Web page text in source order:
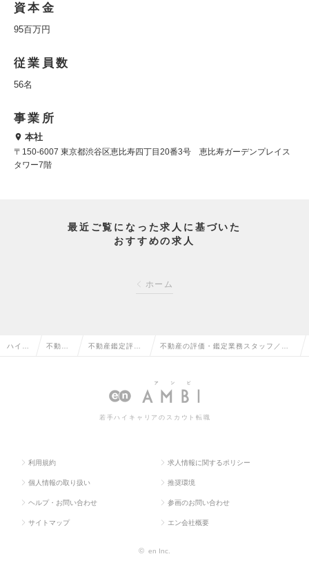
資本金
95百万円
従業員数
56名
事業所
本社
〒150-6007 東京都渋谷区恵比寿四丁目20番3号 恵比寿ガーデンプレイス
タワー7階
最近ご覧になった求人に基づいた
おすすめの求人
ホーム
ハイク 不動産 不動産鑑定評価
ェンス）の転職
不動産の評価・鑑定業務スタッフ／東
0日以上（土日祝休み）の求人情報
若手ハイキャリアのスカウト転職
利用規約 求人情報に関するポリシー
個人情報の取り扱い 推奨環境
ヘルプ・お問い合わせ 参画のお問い合わせ
サイトマップ エン会社概要
© en Inc.